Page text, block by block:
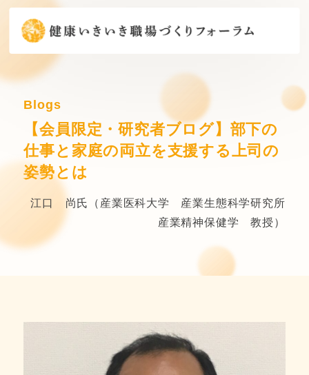
Blogs
【会員限定・研究者ブログ】部下の
仕事と家庭の両立を支援する上司の
姿勢とは
江口 尚氏（産業医科大学 産業生態科学研究所
産業精神保健学 教授）